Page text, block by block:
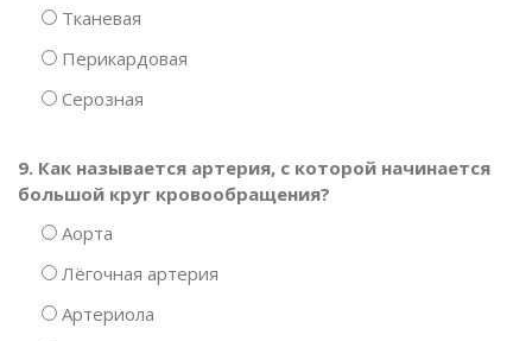
Тканевая
Перикардовая
Серозная
9. Как называется артерия, с которой начинается
большой круг кровообращения?
Аорта
Лёгочная артерия
Артериола